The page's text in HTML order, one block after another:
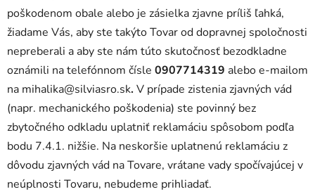
poškodenom obale alebo je zásielka zjavne príliš ľahká,
žiadame Vás, aby ste takýto Tovar od dopravnej spoločnosti
nepreberali a aby ste nám túto skutočnosť bezodkladne
oznámili na telefónnom čísle 0907714319 alebo e-mailom
na mihalika@silviasro.sk. V prípade zistenia zjavných vád
(napr. mechanického poškodenia) ste povinný bez
zbytočného odkladu uplatniť reklamáciu spôsobom podľa
bodu 7.4.1. nižšie. Na neskoršie uplatnenú reklamáciu z
dôvodu zjavných vád na Tovare, vrátane vady spočívajúcej v
neúplnosti Tovaru, nebudeme prihliadať.